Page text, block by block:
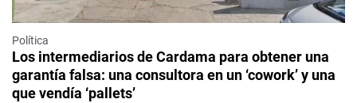
Política
Los intermediarios de Cardama para obtener una
garantía falsa: una consultora en un ‘cowork’ y una
que vendía ‘pallets’